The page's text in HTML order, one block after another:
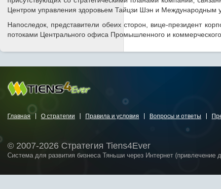
Центром управления здоровьем Тайцзи Шэн и Международным
Напоследок, представители обеих сторон, вице-президент
потоками Центрального офиса Промышленного и
Главная О стратегии Правила и условия Вопросы и ответы
© 2007-2026 Стратегия Tiens4Ever
Система для развития бизнеса Тяньши через Интернет (привлечение